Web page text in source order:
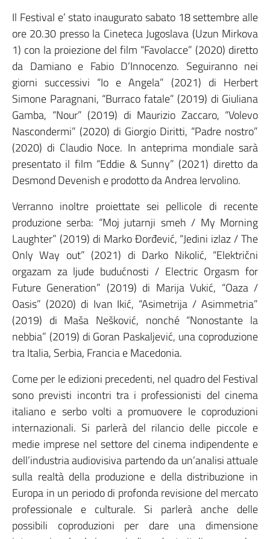
Il Festival e’ stato inaugurato sabato 18 settembre alle
ore 20.30 presso la Cineteca Jugoslava (Uzun Mirkova
1) con la proiezione del film “Favolacce” (2020) diretto
da Damiano e Fabio D’Innocenzo. Seguiranno nei
giorni successivi “Io e Angela” (2021) di Herbert
Simone Paragnani, “Burraco fatale” (2019) di Giuliana
Gamba, “Nour” (2019) di Maurizio Zaccaro, “Volevo
Nascondermi” (2020) di Giorgio Diritti, “Padre nostro”
(2020) di Claudio Noce. In anteprima mondiale sarà
presentato il film “Eddie & Sunny” (2021) diretto da
Desmond Devenish e prodotto da Andrea Iervolino.
Verranno inoltre proiettate sei pellicole di recente
produzione serba: “Moj jutarnji smeh / My Morning
Laughter” (2019) di Marko Đorđević, “Jedini izlaz / The
Only Way out” (2021) di Darko Nikolić, “Električni
orgazam za ljude budućnosti / Electric Orgasm for
Future Generation” (2019) di Marija Vukić, “Oaza /
Oasis” (2020) di Ivan Ikić, “Asimetrija / Asimmetria”
(2019) di Maša Nešković, nonché “Nonostante la
nebbia” (2019) di Goran Paskaljević, una coproduzione
tra Italia, Serbia, Francia e Macedonia.
Come per le edizioni precedenti, nel quadro del Festival
sono previsti incontri tra i professionisti del cinema
italiano e serbo volti a promuovere le coproduzioni
internazionali. Si parlerà del rilancio delle piccole e
medie imprese nel settore del cinema indipendente e
dell’industria audiovisiva partendo da un’analisi attuale
sulla realtà della produzione e della distribuzione in
Europa in un periodo di profonda revisione del mercato
professionale e culturale. Si parlerà anche delle
possibili coproduzioni per dare una dimensione